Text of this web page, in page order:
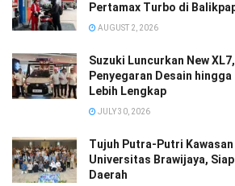
Pertamax Turbo di
AUGUST 2, 2026
Suzuki Luncurkan New
Penyegaran Desain
Lebih Lengkap
JULY 30, 2026
Tujuh Putra-Putri Kawasan
Universitas Brawijaya,
Daerah